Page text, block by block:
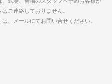
ご連絡しておりません。
、メールにてお問い合せください。